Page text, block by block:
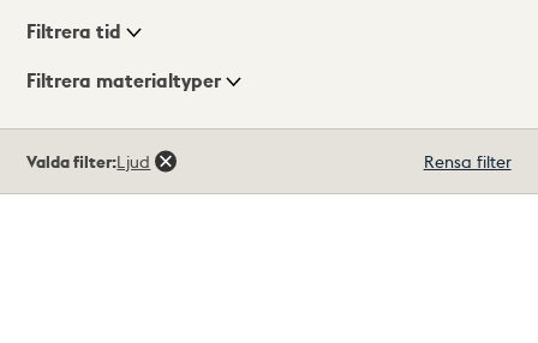
Visningsläge
Filtrera tid
Filtrera materialtyper
träffar
Valda filter:Ljud Rensa filter